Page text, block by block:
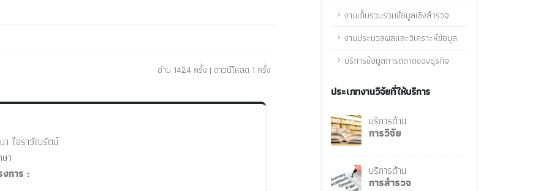
อ่าน 1424 ครั้ง | ดาวน์โหลด 1 ครั้ง
า ไอราวัณรัตน์
า
การ :
งานเก็บรวบรวมข้อมูลเชิงสำรวจ
งานประมวลผลและวิเคราะห์ข้อมูล
บริการข้อมูลการตลาดของธุรกิจ
ประเภทงานวิจัยที่ให้บริการ
บริการด้าน
การวิจัย
บริการด้าน
การสำรวจ